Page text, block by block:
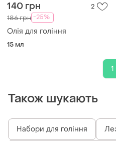
140 грн 2
186 грн -25%
Олія для гоління
15 мл
1
Також шукають
Набори для гоління